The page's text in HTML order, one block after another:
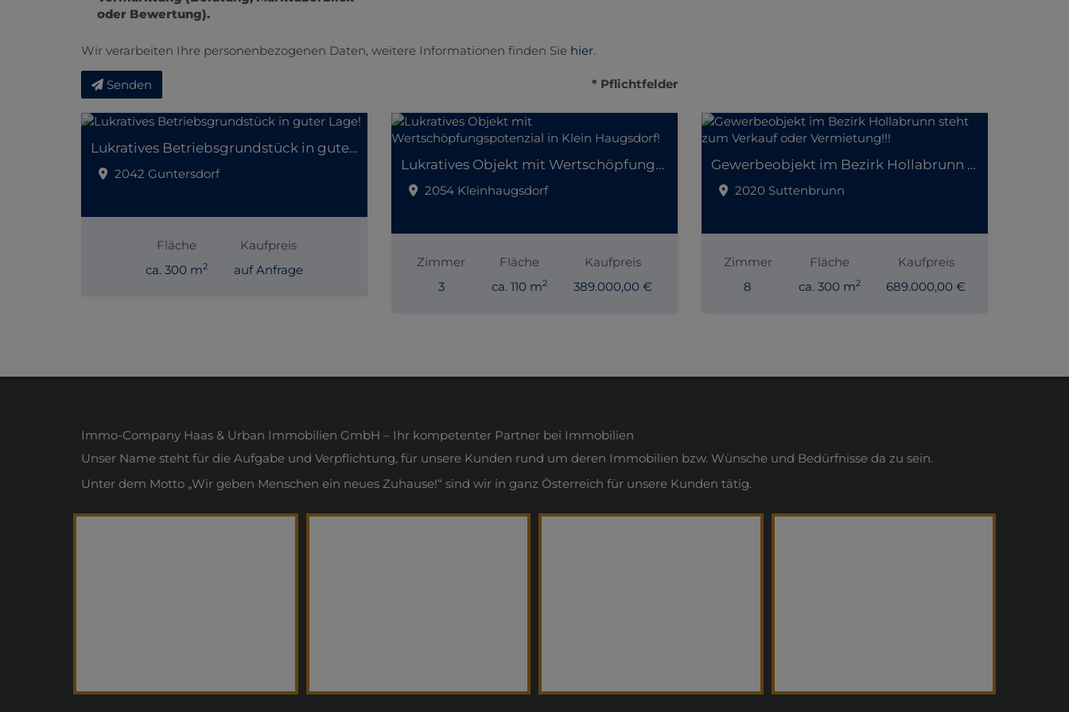
oder Bewertung).
Wir verarbeiten Ihre personenbezogenen Daten, weitere Informationen finden Sie hier.
Senden * Pflichtfelder
Lukratives Betriebsgrundstück in guter Lage!
2042 Guntersdorf
Fläche
ca. 300 m2
Kaufpreis
auf Anfrage
Lukratives Objekt mit Wertschöpfungspotenzial in Klein Haugsdorf!
2054 Kleinhaugsdorf
Zimmer
3
Fläche
ca. 110 m2
Kaufpreis
389.000,00 €
Gewerbeobjekt im Bezirk Hollabrunn steht zum Verkauf oder Vermietung!!!
2020 Suttenbrunn
Zimmer
8
Fläche
ca. 300 m2
Kaufpreis
689.000,00 €
Immo-Company Haas & Urban Immobilien GmbH – Ihr kompetenter Partner bei Immobilien
Unser Name steht für die Aufgabe und Verpflichtung, für unsere Kunden rund um deren Immobilien bzw. Wünsche und Bedürfnisse da zu sein.
Unter dem Motto „Wir geben Menschen ein neues Zuhause!“ sind wir in ganz Österreich für unsere Kunden tätig.